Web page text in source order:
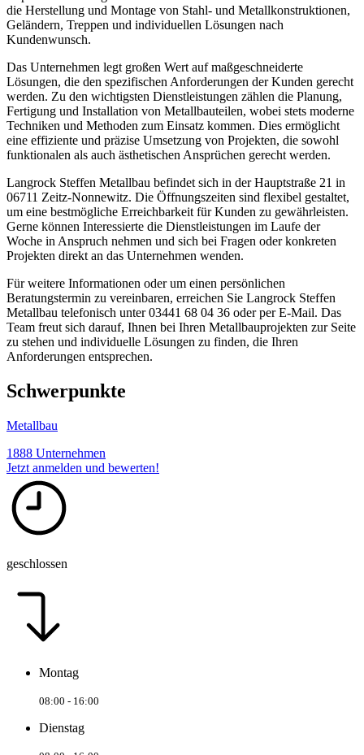
die Herstellung und Montage von Stahl- und Metallkonstruktionen,
Geländern, Treppen und individuellen Lösungen nach
Kundenwunsch.
Das Unternehmen legt großen Wert auf maßgeschneiderte
Lösungen, die den spezifischen Anforderungen der Kunden gerecht
werden. Zu den wichtigsten Dienstleistungen zählen die Planung,
Fertigung und Installation von Metallbauteilen, wobei stets moderne
Techniken und Methoden zum Einsatz kommen. Dies ermöglicht
eine effiziente und präzise Umsetzung von Projekten, die sowohl
funktionalen als auch ästhetischen Ansprüchen gerecht werden.
Langrock Steffen Metallbau befindet sich in der Hauptstraße 21 in
06711 Zeitz-Nonnewitz. Die Öffnungszeiten sind flexibel gestaltet,
um eine bestmögliche Erreichbarkeit für Kunden zu gewährleisten.
Gerne können Interessierte die Dienstleistungen im Laufe der
Woche in Anspruch nehmen und sich bei Fragen oder konkreten
Projekten direkt an das Unternehmen wenden.
Für weitere Informationen oder um einen persönlichen
Beratungstermin zu vereinbaren, erreichen Sie Langrock Steffen
Metallbau telefonisch unter 03441 68 04 36 oder per E-Mail. Das
Team freut sich darauf, Ihnen bei Ihren Metallbauprojekten zur Seite
zu stehen und individuelle Lösungen zu finden, die Ihren
Anforderungen entsprechen.
Schwerpunkte
Metallbau
1888 Unternehmen
Jetzt anmelden und bewerten!
geschlossen
Montag
08:00 - 16:00
Dienstag